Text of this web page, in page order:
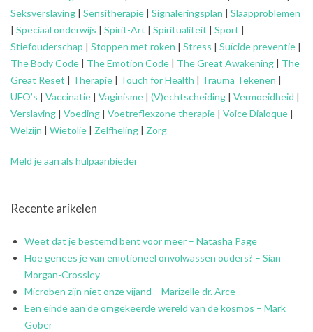
Seksverslaving | Sensitherapie | Signaleringsplan | Slaapproblemen
| Speciaal onderwijs | Spirit-Art | Spiritualiteit | Sport |
Stiefouderschap | Stoppen met roken | Stress | Suïcide preventie |
The Body Code | The Emotion Code | The Great Awakening | The
Great Reset | Therapie | Touch for Health | Trauma Tekenen |
UFO’s | Vaccinatie | Vaginisme | (V)echtscheiding | Vermoeidheid |
Verslaving | Voeding | Voetreflexzone therapie | Voice Dialoque |
Welzijn | Wietolie | Zelfheling | Zorg
Meld je aan als hulpaanbieder
Recente arikelen
Weet dat je bestemd bent voor meer – Natasha Page
Hoe genees je van emotioneel onvolwassen ouders? – Sian
Morgan-Crossley
Microben zijn niet onze vijand – Marizelle dr. Arce
Een einde aan de omgekeerde wereld van de kosmos – Mark
Gober